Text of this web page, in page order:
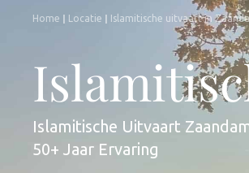
Home | Locatie | Islamitische uitvaart in
Islamitische Uitvaart
50+ Jaar Ervaring